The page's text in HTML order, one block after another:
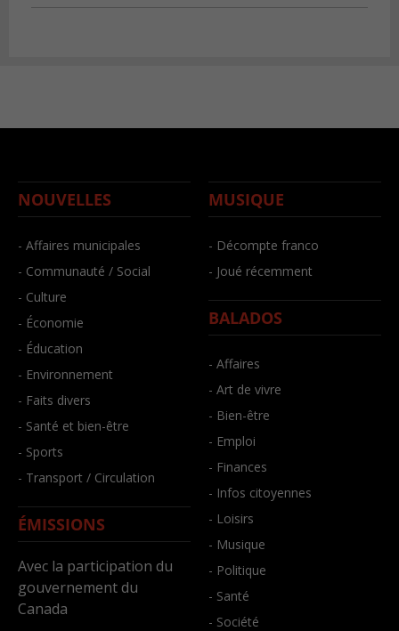
NOUVELLES
- Affaires municipales
- Communauté / Social
- Culture
- Économie
- Éducation
- Environnement
- Faits divers
- Santé et bien-être
- Sports
- Transport / Circulation
ÉMISSIONS
Avec la participation du
gouvernement du
Canada
MUSIQUE
- Décompte franco
- Joué récemment
BALADOS
- Affaires
- Art de vivre
- Bien-être
- Emploi
- Finances
- Infos citoyennes
- Loisirs
- Musique
- Politique
- Santé
- Société